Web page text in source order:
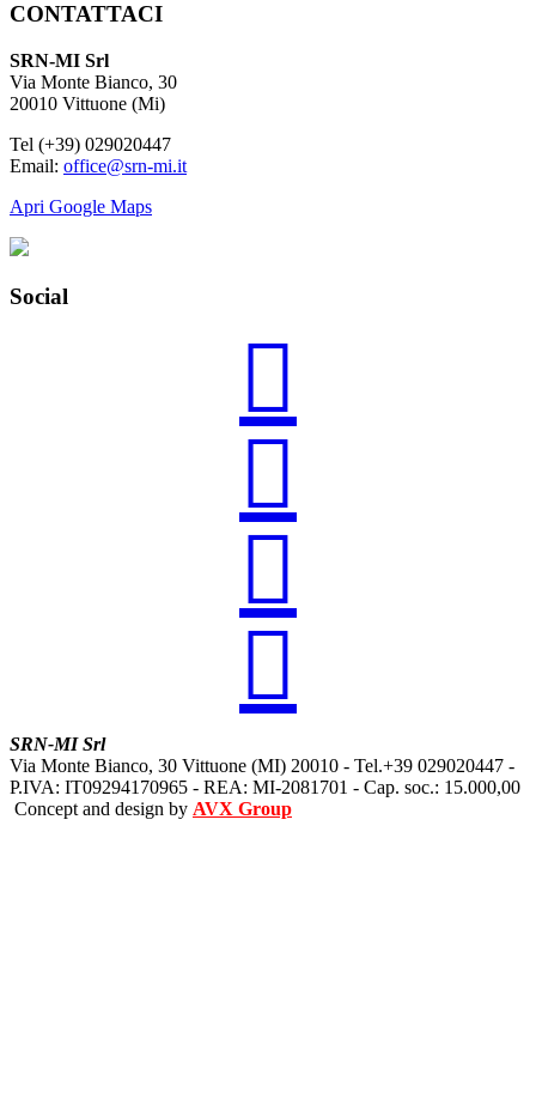
CONTATTACI
SRN-MI Srl
Via Monte Bianco, 30
20010 Vittuone (Mi)
Tel (+39) 029020447
Email: office@srn-mi.it
Apri Google Maps
Social




SRN-MI Srl
Via Monte Bianco, 30 Vittuone (MI) 20010 - Tel.+39 029020447 -
P.IVA: IT09294170965 - REA: MI-2081701 - Cap. soc.: 15.000,00
Concept and design by AVX Group